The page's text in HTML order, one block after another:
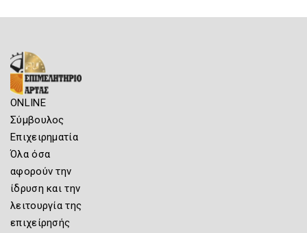
ONLINE
Σύμβουλος
Επιχειρηματία
Όλα όσα
αφορούν την
ίδρυση και την
λειτουργία της
επιχείρησής